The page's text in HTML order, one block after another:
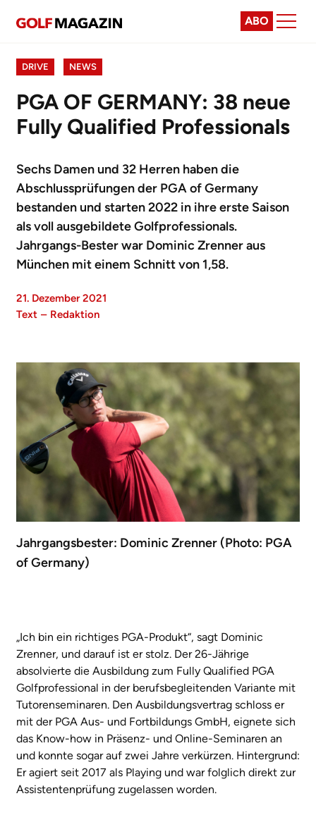
ABO
DRIVE NEWS
PGA OF GERMANY: 38 neue
Fully Qualified Professionals
Sechs Damen und 32 Herren haben die
Abschlussprüfungen der PGA of Germany
bestanden und starten 2022 in ihre erste Saison
als voll ausgebildete Golfprofessionals.
Jahrgangs-Bester war Dominic Zrenner aus
München mit einem Schnitt von 1,58.
21. Dezember 2021
Text – Redaktion
Jahrgangsbester: Dominic Zrenner (Photo: PGA
of Germany)
„Ich bin ein richtiges PGA-Produkt“, sagt Dominic
Zrenner, und darauf ist er stolz. Der 26-Jährige
absolvierte die Ausbildung zum Fully Qualified PGA
Golfprofessional in der berufsbegleitenden Variante mit
Tutorenseminaren. Den Ausbildungsvertrag schloss er
mit der PGA Aus- und Fortbildungs GmbH, eignete sich
das Know-how in Präsenz- und Online-Seminaren an
und konnte sogar auf zwei Jahre verkürzen. Hintergrund:
Er agiert seit 2017 als Playing und war folglich direkt zur
Assistentenprüfung zugelassen worden.